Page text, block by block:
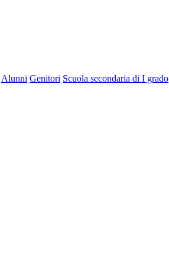
Alunni Genitori Scuola secondaria di I grado